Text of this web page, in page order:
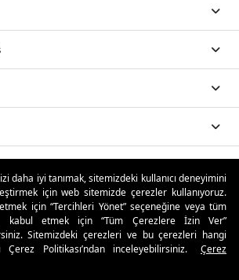
daha iyi tanımak, sitemizdeki kullanıcı deneyimini
için web sitemizde çerezler kullanıyoruz.
için “Tercihleri Yönet” seçeneğine veya tüm
kabul etmek için “Tüm Çerezlere İzin Ver”
Sitemizdeki çerezleri ve bu çerezleri hangi
Çerez Politikası’ndan inceleyebilirsiniz.
Çerez
Avantajları